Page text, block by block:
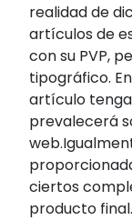
realidad de
artículos de
con su PVP,
tipográfico.
artículo
prevalecerá
ciertos
producto final.